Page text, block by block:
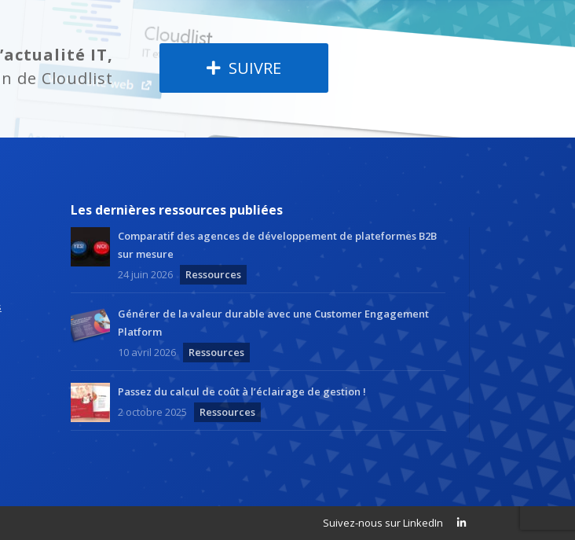
IT,
de Cloudlist
SUIVRE
Les dernières ressources publiées
Comparatif des agences de développement de plateformes B2B
sur mesure
24 juin 2026
Ressources
Générer de la valeur durable avec une Customer Engagement
Platform
10 avril 2026
Ressources
Passez du calcul de coût à l’éclairage de gestion !
2 octobre 2025
Ressources
Suivez-nous sur LinkedIn
la conformité avec les réglementations. Personnalisez vos préférences pour contrôler la manière dont